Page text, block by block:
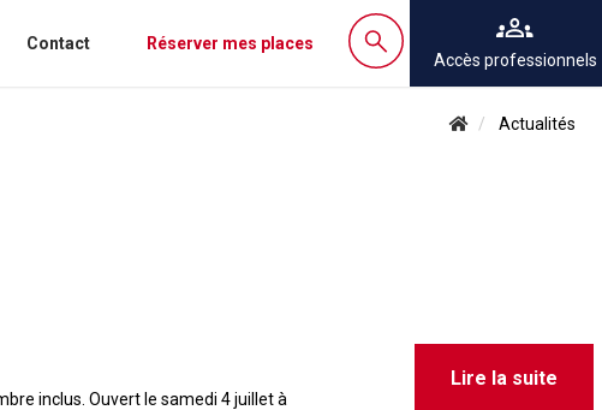
Contact
Réserver mes places
Accès professionnels
Actualités
inclus. Ouvert le samedi 4 juillet à
Lire la suite